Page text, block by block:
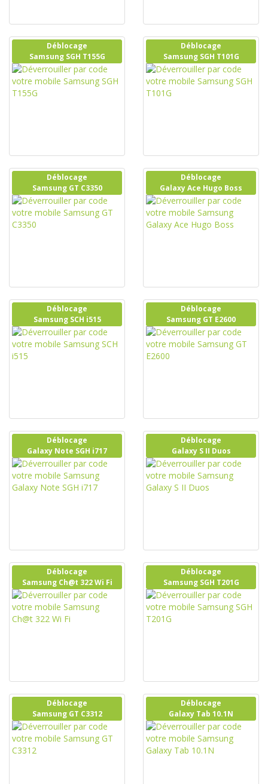
Déblocage
Samsung SGH T155G
Déblocage
Samsung SGH T101G
Déblocage
Samsung GT C3350
Déblocage
Galaxy Ace Hugo Boss
Déblocage
Samsung SCH i515
Déblocage
Samsung GT E2600
Déblocage
Galaxy Note SGH i717
Déblocage
Galaxy S II Duos
Déblocage
Samsung Ch@t 322 Wi Fi
Déblocage
Samsung SGH T201G
Déblocage
Samsung GT C3312
Déblocage
Galaxy Tab 10.1N